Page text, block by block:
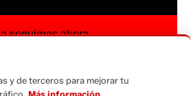
seguirnos ahora
y de terceros para mejorar tu